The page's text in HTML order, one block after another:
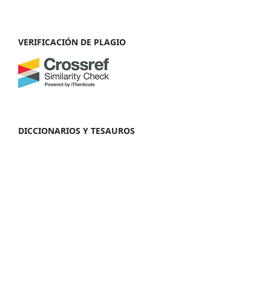
VERIFICACIÓN DE PLAGIO
DICCIONARIOS Y TESAUROS